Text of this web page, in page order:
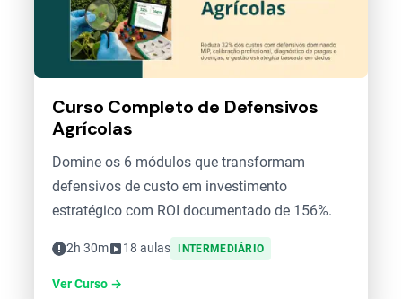
Curso Completo de Defensivos
Agrícolas
Domine os 6 módulos que transformam
defensivos de custo em investimento
estratégico com ROI documentado de 156%.
2h 30m 18 aulas INTERMEDIÁRIO
Ver Curso →